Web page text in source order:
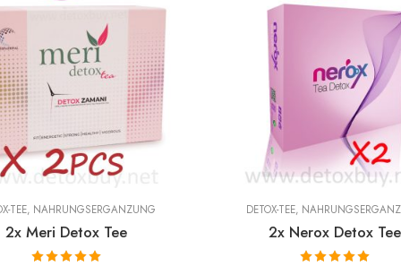
TEE, NAHRUNGSERGÄNZUNG
2x Meri Detox Tee
DETOX-TEE,
2x Nerox Detox Tee